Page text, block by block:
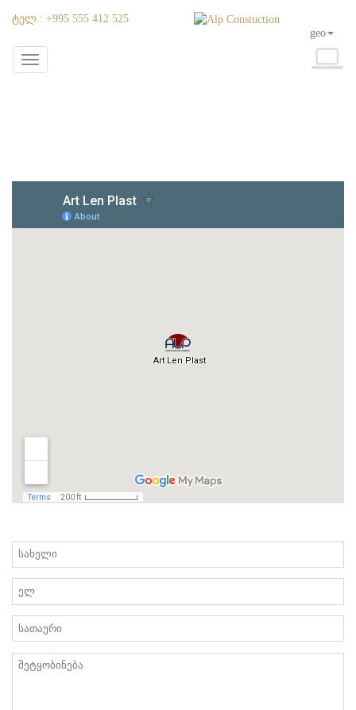
geo
Ტელ.: +995 555 412 525
Toggle
navigation